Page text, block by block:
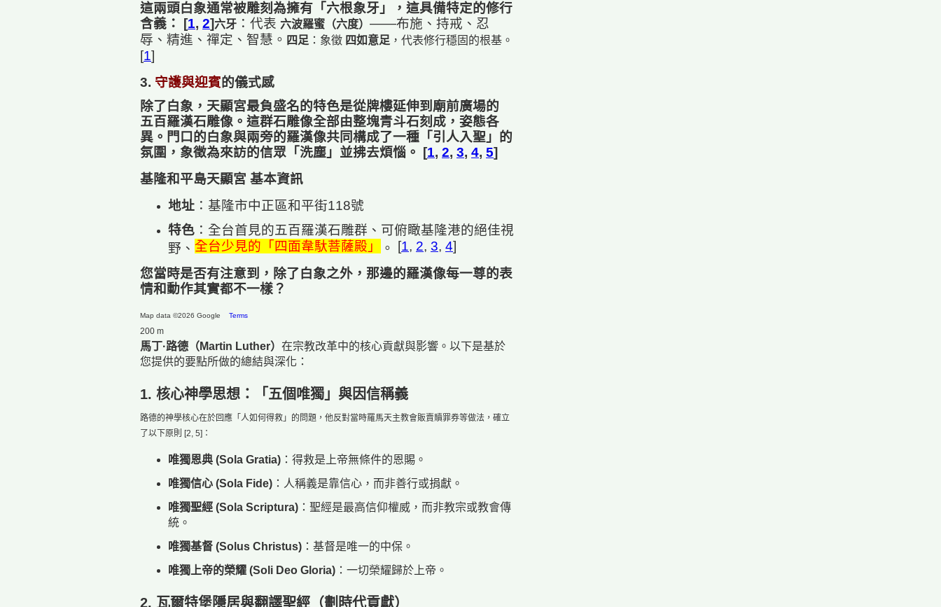
這兩頭白象通常被雕刻為擁有「六根象牙」，這具備特定的修行
含義： [1, 2] 六牙 ：代表 六波羅蜜（六度） ——布施、持戒、忍
辱、精進、禪定、智慧。 四足 ：象徵 四如意足 ，代表修行穩固的根基。
[1]
3. 守護與迎賓的儀式感
除了白象，天顯宮最負盛名的特色是從牌樓延伸到廟前廣場的
五百羅漢石雕像 。這群石雕像全部由整塊青斗石刻成，姿態各
異。門口的白象與兩旁的羅漢像共同構成了一種「引人入聖」的
氛圍，象徵為來訪的信眾「洗塵」並拂去煩惱。 [1, 2, 3, 4, 5]
基隆和平島天顯宮 基本資訊
地址 ： 基隆市中正區和平街118號
特色 ：全台首見的五百羅漢石雕群、可俯瞰基隆港的絕佳視
野、 全台少見的「四面韋馱菩薩殿」 。 [1, 2, 3, 4]
您當時是否有注意到，除了白象之外，那邊的羅漢像每一尊的表
情和動作其實都不一樣？
Map data ©2026 Google Terms
200 m
馬丁·路德（Martin Luther） 在宗教改革中的核心貢獻與影響。以下是基於
您提供的要點所做的總結與深化：
1. 核心神學思想：「五個唯獨」與因信稱義
路德的神學核心在於回應「人如何得救」的問題，他反對當時羅馬天主教會販賣贖罪券等做法，確立
了以下原則 [2, 5]：
唯獨恩典 (Sola Gratia) ：得救是上帝無條件的恩賜。
唯獨信心 (Sola Fide) ：人稱義是靠信心，而非善行或捐獻。
唯獨聖經 (Sola Scriptura) ：聖經是最高信仰權威，而非教宗或教會傳
統。
唯獨基督 (Solus Christus) ：基督是唯一的中保。
唯獨上帝的榮耀 (Soli Deo Gloria) ：一切榮耀歸於上帝。
2. 瓦爾特堡隱居與翻譯聖經（劃時代貢獻）